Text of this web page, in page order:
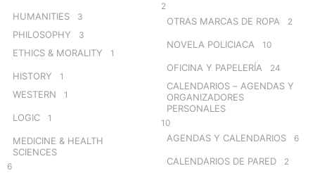
HUMANITIES 3
PHILOSOPHY 3
ETHICS & MORALITY 1
HISTORY 1
WESTERN 1
LOGIC 1
MEDICINE & HEALTH
SCIENCES
6
2
OTRAS MARCAS DE ROPA 2
NOVELA POLICIACA 10
OFICINA Y PAPELERÍA 24
CALENDARIOS – AGENDAS Y
ORGANIZADORES
PERSONALES
10
AGENDAS Y CALENDARIOS 6
CALENDARIOS DE PARED 2